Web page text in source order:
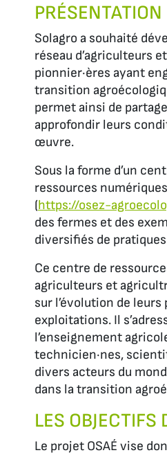
PRÉSENTATION
Solagro a souhaité
réseau d’agriculteurs
pionnier·ères ayant
transition
permet ainsi de
approfondir leurs
œuvre.
Sous la forme d’un
ressources
(https://osez-
des fermes et des
diversifiés de
Ce centre de
agriculteurs et
sur l’évolution de
exploitations. Il
l’enseignement
technicien·nes,
divers acteurs du
dans la transition
LES OBJECTIFS
Le projet OSAÉ vise